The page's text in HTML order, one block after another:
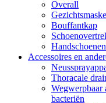
Overall
Bouffantkap
Handschoenen
Accessoires en
Thoracale
Wegwerpbaar
bacteriën